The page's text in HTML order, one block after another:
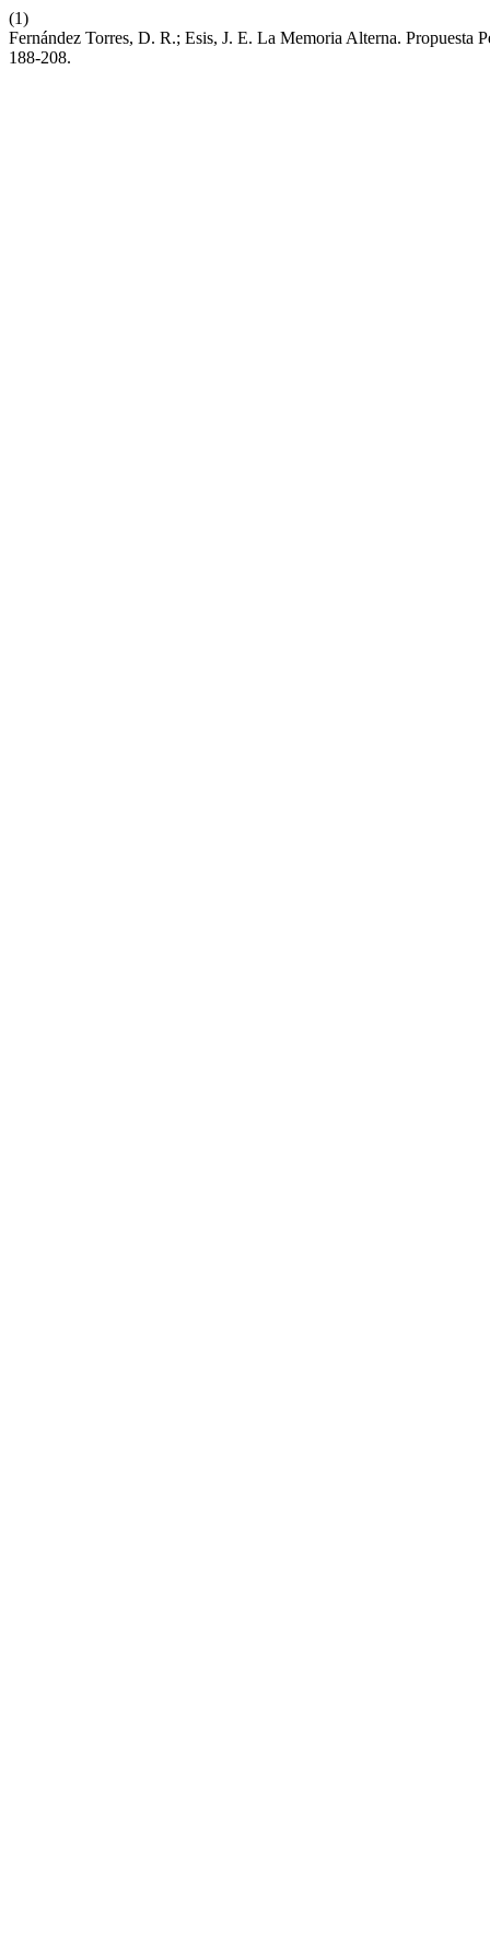
(1)
Fernández Torres, D. R.; Esis, J. E. La Memoria Alterna. Propuesta
188-208.